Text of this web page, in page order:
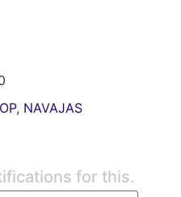
, NAVAJAS
for this.